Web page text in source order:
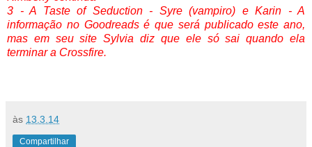
3 - A Taste of Seduction - Syre (vampiro) e Karin - A
informação no Goodreads é que será publicado este ano,
mas em seu site Sylvia diz que ele só sai quando ela
terminar a Crossfire.
às 13.3.14
Compartilhar